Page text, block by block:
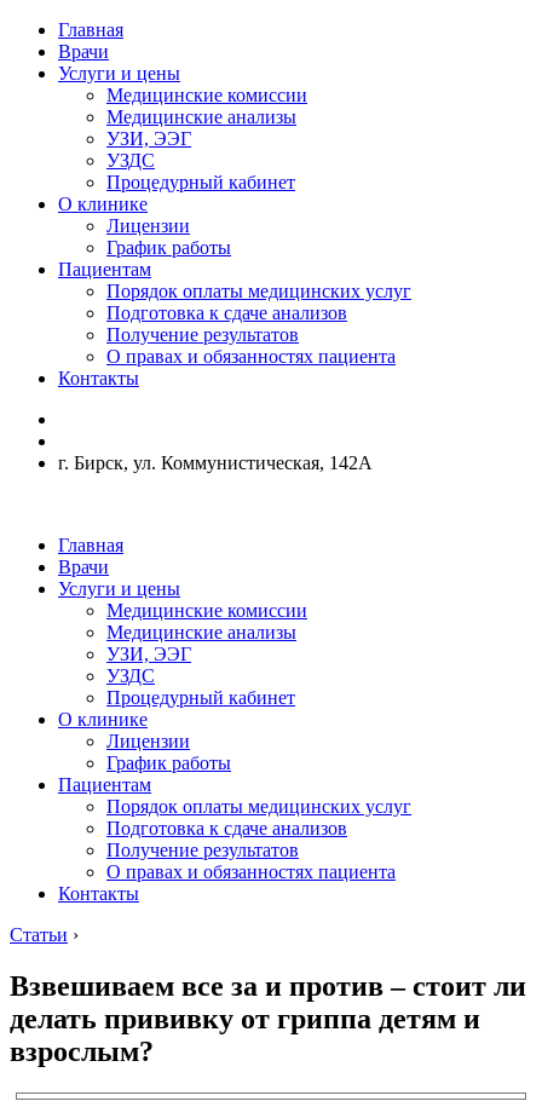
Главная
Врачи
Услуги и цены
Медицинские комиссии
Медицинские анализы
УЗИ, ЭЭГ
УЗДС
Процедурный кабинет
О клинике
Лицензии
График работы
Пациентам
Порядок оплаты медицинских услуг
Подготовка к сдаче анализов
Получение результатов
О правах и обязанностях пациента
Контакты
г. Бирск, ул. Коммунистическая, 142А
Главная
Врачи
Услуги и цены
Медицинские комиссии
Медицинские анализы
УЗИ, ЭЭГ
УЗДС
Процедурный кабинет
О клинике
Лицензии
График работы
Пациентам
Порядок оплаты медицинских услуг
Подготовка к сдаче анализов
Получение результатов
О правах и обязанностях пациента
Контакты
Статьи ›
Взвешиваем все за и против – стоит ли
делать прививку от гриппа детям и
взрослым?